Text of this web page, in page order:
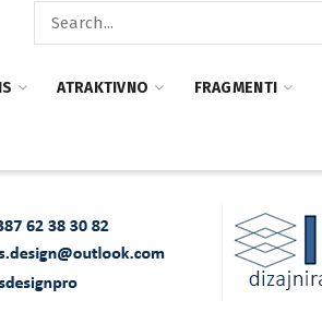
ATRAKTIVNO FRAGMENTI